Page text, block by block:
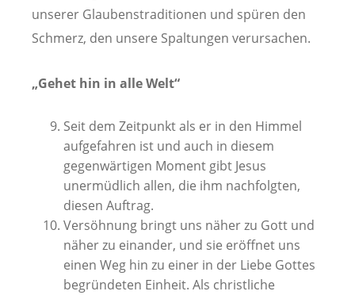
unserer Glaubenstraditionen und spüren den
Schmerz, den unsere Spaltungen verursachen.
„Gehet hin in alle Welt“
Seit dem Zeitpunkt als er in den Himmel
aufgefahren ist und auch in diesem
gegenwärtigen Moment gibt Jesus
unermüdlich allen, die ihm nachfolgten,
diesen Auftrag.
Versöhnung bringt uns näher zu Gott und
näher zu einander, und sie eröffnet uns
einen Weg hin zu einer in der Liebe Gottes
begründeten Einheit. Als christliche